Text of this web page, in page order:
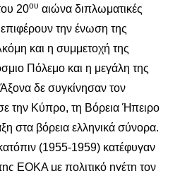
20ου αιώνα διπλωματικές
την ένωση της
και η συμμετοχή της
Πόλεμο και η μεγάλη της
δε συγκίνησαν τον
την Κύπρο, τη Βόρεια Ήπειρο
στα βόρεια ελληνικά σύνορα.
(1955-1959) κατέφυγαν
ΕΟΚΑ με πολιτικό ηγέτη τον